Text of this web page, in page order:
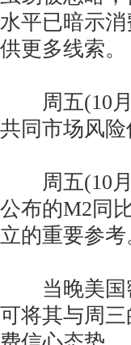
水平已暗示
供更多线索。
周五(10月
共同市场风
周五(10月
公布的M2同
立的重要参考
当晚美国密
可将其与周